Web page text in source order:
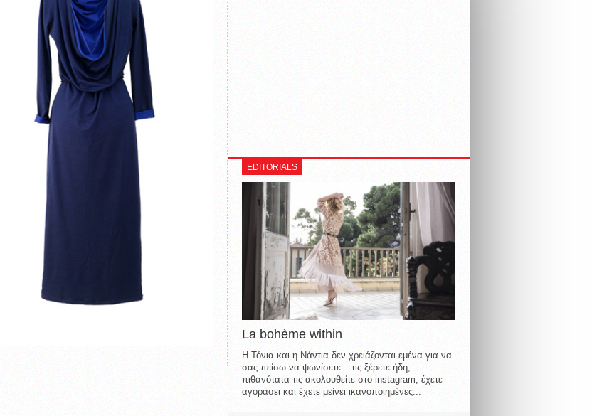
EDITORIALS
La bohème within
Η Τόνια και η Νάντια δεν χρειάζονται εμένα για να
σας πείσω να ψωνίσετε – τις ξέρετε ήδη,
πιθανότατα τις ακολουθείτε στο instagram, έχετε
αγοράσει και έχετε μείνει ικανοποιημένες...